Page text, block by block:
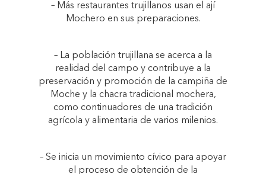
– Más restaurantes trujillanos usan el ají
Mochero en sus preparaciones.
– La población trujillana se acerca a la
realidad del campo y contribuye a la
preservación y promoción de la campiña de
Moche y la chacra tradicional mochera,
como continuadores de una tradición
agrícola y alimentaria de varios milenios.
– Se inicia un movimiento cívico para apoyar
el proceso de obtención de la